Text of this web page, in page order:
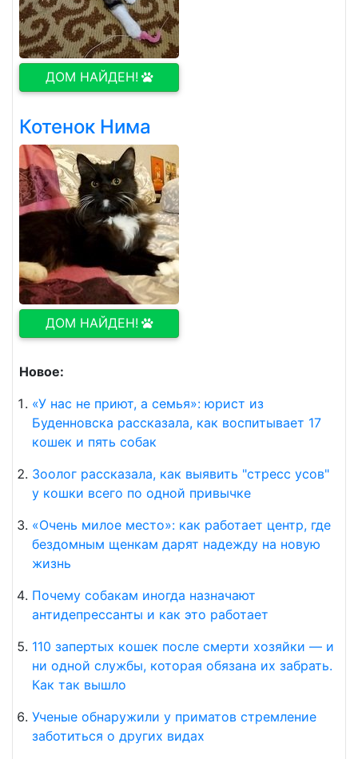
ДОМ НАЙДЕН!
Котенок Нима
ДОМ НАЙДЕН!
Новое:
«У нас не приют, а семья»: юрист из
Буденновска рассказала, как воспитывает 17
кошек и пять собак
Зоолог рассказала, как выявить "стресс усов"
у кошки всего по одной привычке
«Очень милое место»: как работает центр, где
бездомным щенкам дарят надежду на новую
жизнь
Почему собакам иногда назначают
антидепрессанты и как это работает
110 запертых кошек после смерти хозяйки — и
ни одной службы, которая обязана их забрать.
Как так вышло
Ученые обнаружили у приматов стремление
заботиться о других видах